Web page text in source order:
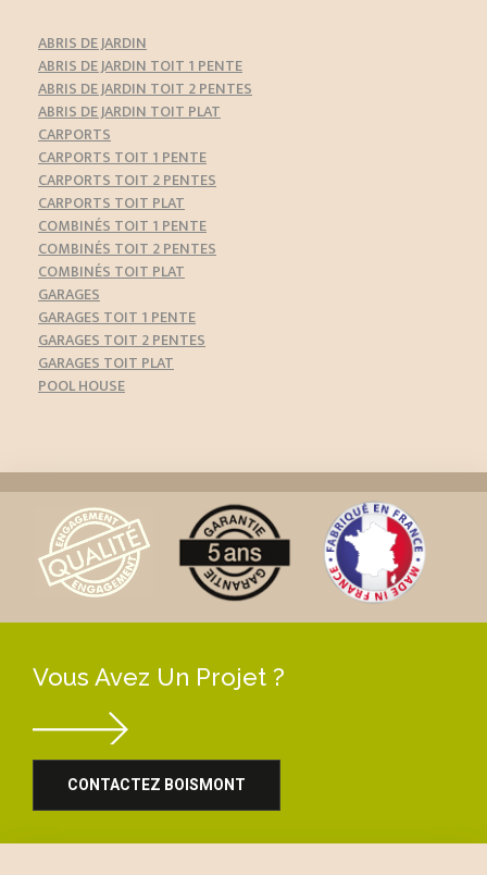
ABRIS DE JARDIN
ABRIS DE JARDIN TOIT 1 PENTE
ABRIS DE JARDIN TOIT 2 PENTES
ABRIS DE JARDIN TOIT PLAT
CARPORTS
CARPORTS TOIT 1 PENTE
CARPORTS TOIT 2 PENTES
CARPORTS TOIT PLAT
COMBINÉS TOIT 1 PENTE
COMBINÉS TOIT 2 PENTES
COMBINÉS TOIT PLAT
GARAGES
GARAGES TOIT 1 PENTE
GARAGES TOIT 2 PENTES
GARAGES TOIT PLAT
POOL HOUSE
Vous Avez Un Projet ?
CONTACTEZ BOISMONT